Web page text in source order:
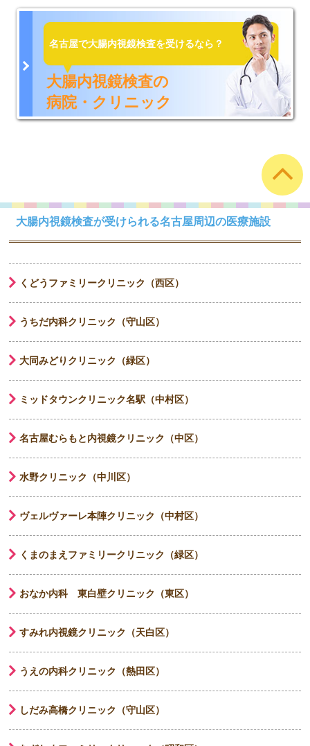
名古屋で大腸内視鏡検査を受けるなら？
大腸内視鏡検査の
病院・クリニック
大腸内視鏡検査が受けられる名古屋周辺の医療施設
くどうファミリークリニック（西区）
うちだ内科クリニック（守山区）
大同みどりクリニック（緑区）
ミッドタウンクリニック名駅（中村区）
名古屋むらもと内視鏡クリニック（中区）
水野クリニック（中川区）
ヴェルヴァーレ本陣クリニック（中村区）
くまのまえファミリークリニック（緑区）
おなか内科 東白壁クリニック（東区）
すみれ内視鏡クリニック（天白区）
うえの内科クリニック（熱田区）
しだみ高橋クリニック（守山区）